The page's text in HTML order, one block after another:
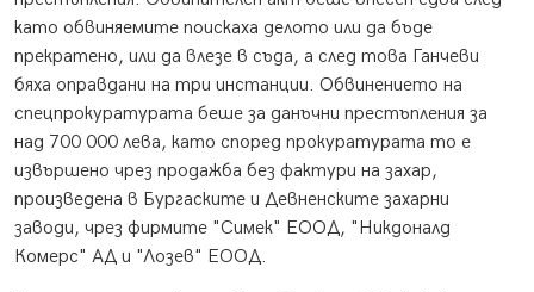
като обвиняемите поискаха делото или да бъде
прекратено, или да влезе в съда, а след това Ганчеви
бяха оправдани на три инстанции. Обвинението на
спецпрокуратурата беше за данъчни престъпления за
над 700 000 лева, като според прокуратурата то е
извършено чрез продажба без фактури на захар,
произведена в Бургаските и Девненските захарни
заводи, чрез фирмите "Симек" ЕООД, "Никдоналд
Комерс" АД и "Лозев" ЕООД.